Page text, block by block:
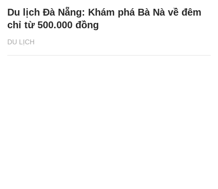
DU LỊCH
Du lịch Đà Nẵng: Khám phá Bà Nà về đêm
chỉ từ 500.000 đồng